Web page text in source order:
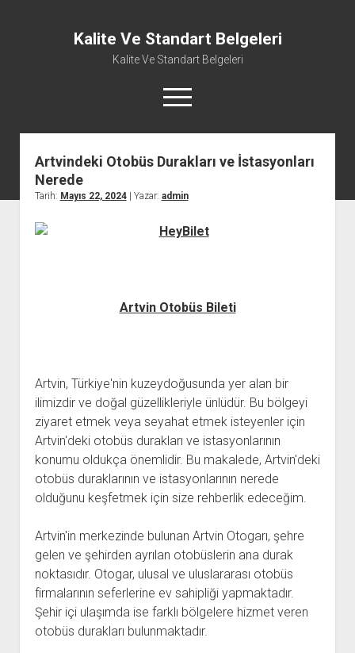
Kalite Ve Standart Belgeleri
Kalite Ve Standart Belgeleri
menüyü
aç
Artvindeki Otobüs Durakları ve İstasyonları
Nerede
Tarih: Mayıs 22, 2024| Yazar: admin
Artvin Otobüs Bileti
Artvin, Türkiye'nin kuzeydoğusunda yer alan bir
ilimizdir ve doğal güzellikleriyle ünlüdür. Bu bölgeyi
ziyaret etmek veya seyahat etmek isteyenler için
Artvin'deki otobüs durakları ve istasyonlarının
konumu oldukça önemlidir. Bu makalede, Artvin'deki
otobüs duraklarının ve istasyonlarının nerede
olduğunu keşfetmek için size rehberlik edeceğim.
Artvin'in merkezinde bulunan Artvin Otogarı, şehre
gelen ve şehirden ayrılan otobüslerin ana durak
noktasıdır. Otogar, ulusal ve uluslararası otobüs
firmalarının seferlerine ev sahipliği yapmaktadır.
Şehir içi ulaşımda ise farklı bölgelere hizmet veren
otobüs durakları bulunmaktadır.